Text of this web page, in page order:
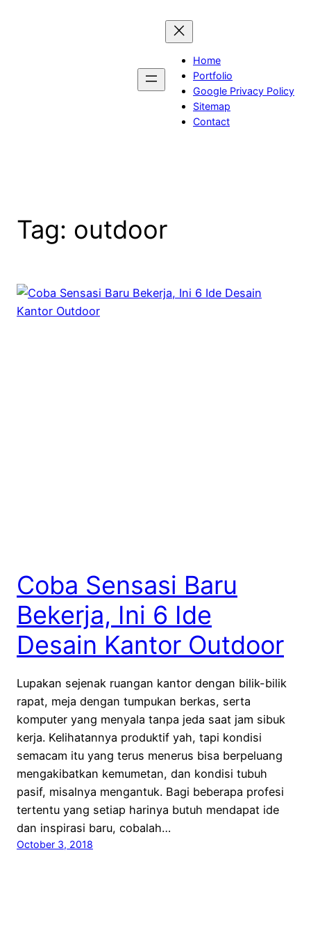
Home
Portfolio
Google Privacy Policy
Sitemap
Contact
Tag: outdoor
Coba Sensasi Baru
Bekerja, Ini 6 Ide
Desain Kantor Outdoor
Lupakan sejenak ruangan kantor dengan bilik-bilik
rapat, meja dengan tumpukan berkas, serta
komputer yang menyala tanpa jeda saat jam sibuk
kerja. Kelihatannya produktif yah, tapi kondisi
semacam itu yang terus menerus bisa berpeluang
mengakibatkan kemumetan, dan kondisi tubuh
pasif, misalnya mengantuk. Bagi beberapa profesi
tertentu yang setiap harinya butuh mendapat ide
dan inspirasi baru, cobalah…
October 3, 2018